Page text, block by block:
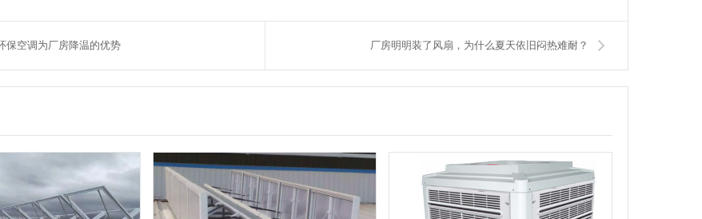
保空调为厂房降温的优势 厂房明明装了风扇，为什么夏天依旧闷热难耐？